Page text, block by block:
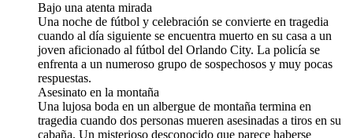
Bajo una atenta mirada
Una noche de fútbol y celebración se convierte en tragedia
cuando al día siguiente se encuentra muerto en su casa a un
joven aficionado al fútbol del Orlando City. La policía se
enfrenta a un numeroso grupo de sospechosos y muy pocas
respuestas.
Asesinato en la montaña
Una lujosa boda en un albergue de montaña termina en
tragedia cuando dos personas mueren asesinadas a tiros en su
cabaña. Un misterioso desconocido que parece haberse